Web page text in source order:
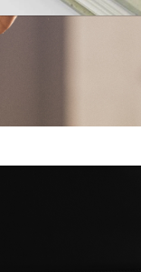
スチ
ライフ
馬年